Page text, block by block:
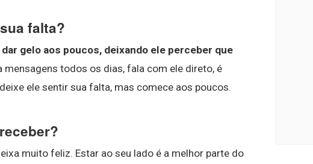
falta?
gelo aos poucos, deixando ele perceber que
mensagens todos os dias, fala com ele direto, é
ele sentir sua falta, mas comece aos poucos.
muito feliz. Estar ao seu lado é a melhor parte do